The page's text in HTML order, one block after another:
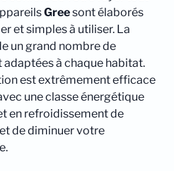
Greesont élaborés
et simples à utiliser. La
un grand nombre de
à chaque habitat.
est extrêmement efficace
une classe énergétique
en refroidissement de
de diminuer votre